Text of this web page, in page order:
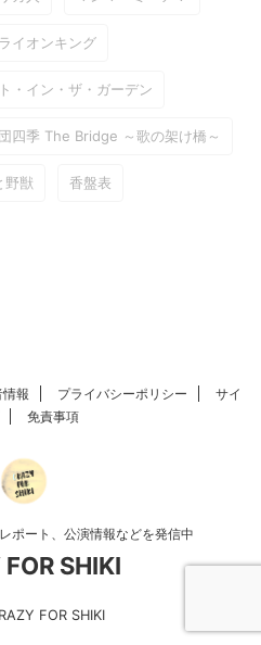
ライオンキング
・イン・ザ・ガーデン
四季 The Bridge ～歌の架け橋～
野獣 香盤表
報 プライバシーポリシー
サイ
免責事項
ポート、公演情報などを発信中
SHIKI
FOR SHIKI